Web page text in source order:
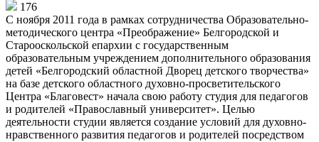
176
С ноября 2011 года в рамках сотрудничества Образовательно-
методического центра «Преображение» Белгородской и
Старооскольской епархии с государственным
образовательным учреждением дополнительного образования
детей «Белгородский областной Дворец детского творчества»
на базе детского областного духовно-просветительского
Центра «Благовест» начала свою работу студия для педагогов
и родителей «Православный университет». Целью
деятельности студии является создание условий для духовно-
нравственного развития педагогов и родителей посредством